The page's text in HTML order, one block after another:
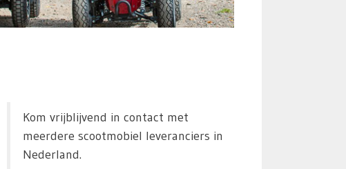
Kom vrijblijvend in contact met
meerdere scootmobiel leveranciers in
Nederland.